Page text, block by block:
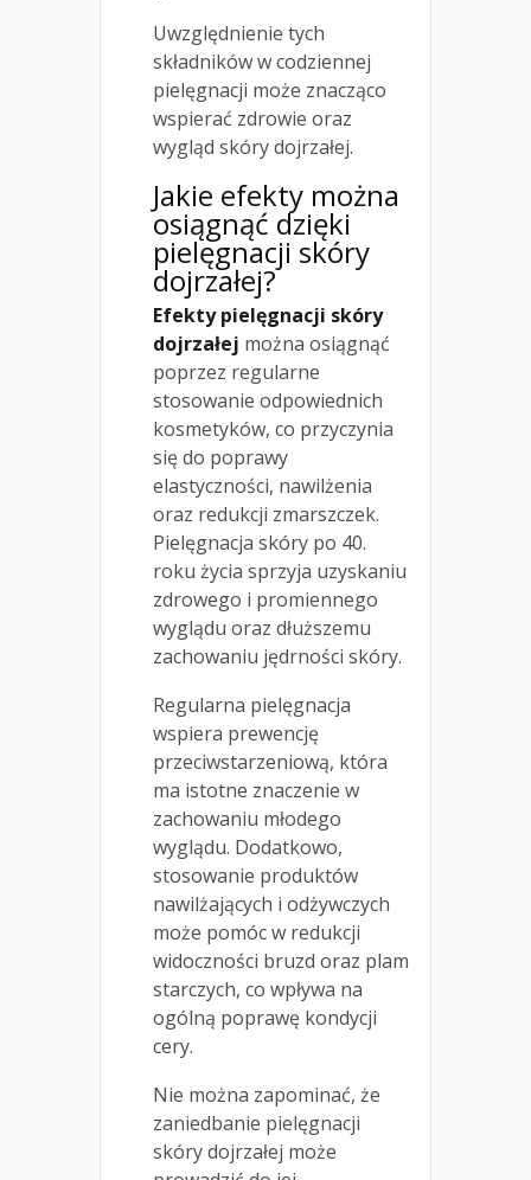
Uwzględnienie tych
składników w codziennej
pielęgnacji może znacząco
wspierać zdrowie oraz
wygląd skóry dojrzałej.
Jakie efekty można
osiągnąć dzięki
pielęgnacji skóry
dojrzałej?
Efekty pielęgnacji skóry
dojrzałej można osiągnąć
poprzez regularne
stosowanie odpowiednich
kosmetyków, co przyczynia
się do poprawy
elastyczności, nawilżenia
oraz redukcji zmarszczek.
Pielęgnacja skóry po 40.
roku życia sprzyja uzyskaniu
zdrowego i promiennego
wyglądu oraz dłuższemu
zachowaniu jędrności skóry.
Regularna pielęgnacja
wspiera prewencję
przeciwstarzeniową, która
ma istotne znaczenie w
zachowaniu młodego
wyglądu. Dodatkowo,
stosowanie produktów
nawilżających i odżywczych
może pomóc w redukcji
widoczności bruzd oraz plam
starczych, co wpływa na
ogólną poprawę kondycji
cery.
Nie można zapominać, że
zaniedbanie pielęgnacji
skóry dojrzałej może